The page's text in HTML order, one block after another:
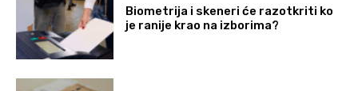
Biometrija i skeneri će razotkriti ko
je ranije krao na izborima?